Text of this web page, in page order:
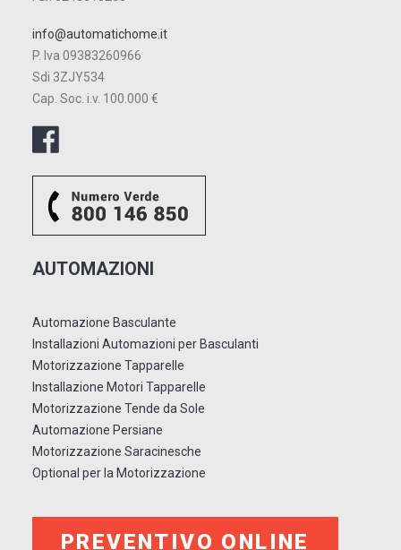
info@automatichome.it
P. Iva 09383260966
Sdi 3ZJY534
Cap. Soc. i.v. 100.000 €
AUTOMAZIONI
Automazione Basculante
Installazioni Automazioni per Basculanti
Motorizzazione Tapparelle
Installazione Motori Tapparelle
Motorizzazione Tende da Sole
Automazione Persiane
Motorizzazione Saracinesche
Optional per la Motorizzazione
PREVENTIVO ONLINE